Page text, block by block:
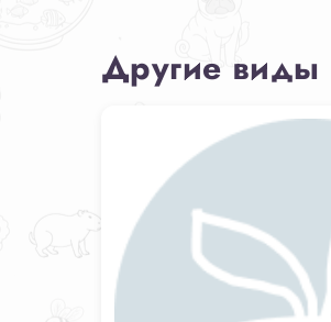
Другие виды